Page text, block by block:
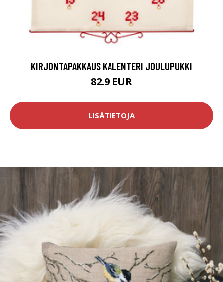
KIRJONTAPAKKAUS KALENTERI JOULUPUKKI
82.9 EUR
LISÄTIETOJA